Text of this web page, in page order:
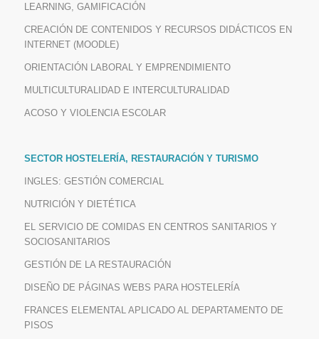
LEARNING, GAMIFICACIÓN
CREACIÓN DE CONTENIDOS Y RECURSOS DIDÁCTICOS EN
INTERNET (MOODLE)
ORIENTACIÓN LABORAL Y EMPRENDIMIENTO
MULTICULTURALIDAD E INTERCULTURALIDAD
ACOSO Y VIOLENCIA ESCOLAR
SECTOR HOSTELERÍA, RESTAURACIÓN Y TURISMO
INGLES: GESTIÓN COMERCIAL
NUTRICIÓN Y DIETÉTICA
EL SERVICIO DE COMIDAS EN CENTROS SANITARIOS Y
SOCIOSANITARIOS
GESTIÓN DE LA RESTAURACIÓN
DISEÑO DE PÁGINAS WEBS PARA HOSTELERÍA
FRANCES ELEMENTAL APLICADO AL DEPARTAMENTO DE
PISOS